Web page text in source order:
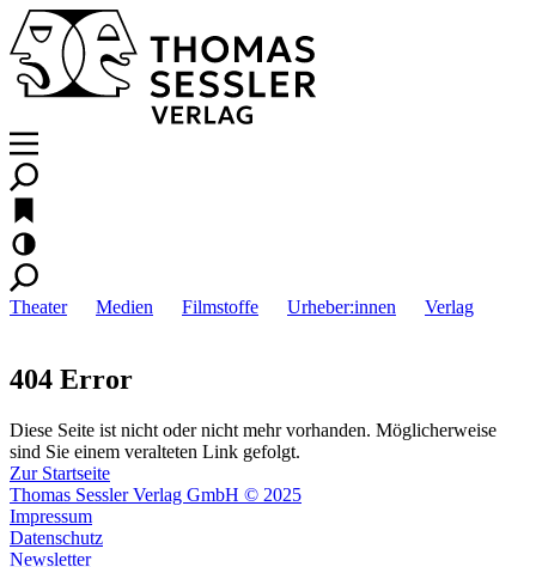
Theater Medien Filmstoffe Urheber:innen Verlag
404 Error
Diese Seite ist nicht oder nicht mehr vorhanden. Möglicherweise
sind Sie einem veralteten Link gefolgt.
Zur Startseite
Thomas Sessler Verlag GmbH © 2025
Impressum
Datenschutz
Newsletter